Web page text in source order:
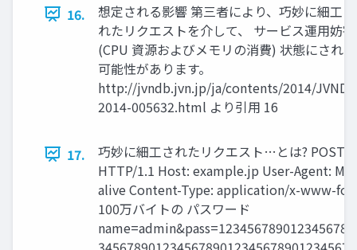
16.
想定される影響 第三者により、巧妙に細工さ
れたリクエストを介して、 サービス運用妨害
(CPU 資源およびメモリの消費) 状態にされる
可能性があります。
http://jvndb.jvn.jp/ja/contents/2014/
2014-005632.html より引用 16
17.
巧妙に細工されたリクエスト…とは?
HTTP/1.1 Host: example.jp User-Agent:
alive Content-Type: application/x-www-
100万バイトの パスワード